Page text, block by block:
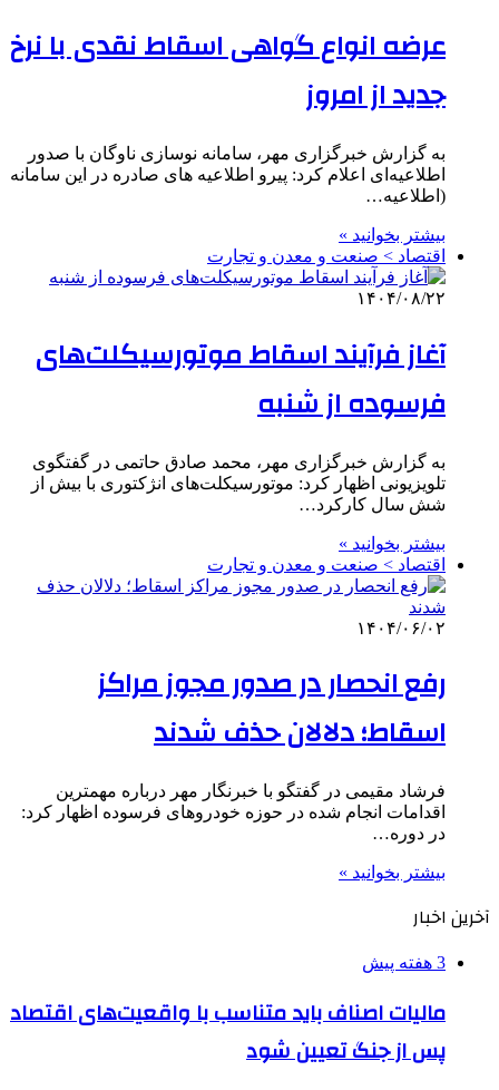
عرضه انواع گواهی اسقاط نقدی با نرخ
جدید از امروز
به گزارش خبرگزاری مهر، سامانه نوسازی ناوگان با صدور
اطلاعیه‌ای اعلام کرد: پیرو اطلاعیه های صادره در این سامانه
(اطلاعیه…
بیشتر بخوانید »
اقتصاد > صنعت و معدن و تجارت
۱۴۰۴/۰۸/۲۲
آغاز فرآیند اسقاط موتورسیکلت‌های
فرسوده از شنبه
به گزارش خبرگزاری مهر، محمد صادق حاتمی در گفتگوی
تلویزیونی اظهار کرد: موتورسیکلت‌های انژکتوری با بیش از
شش سال کارکرد…
بیشتر بخوانید »
اقتصاد > صنعت و معدن و تجارت
۱۴۰۴/۰۶/۰۲
رفع انحصار در صدور مجوز مراکز
اسقاط؛ دلالان حذف شدند
فرشاد مقیمی در گفتگو با خبرنگار مهر درباره مهمترین
اقدامات انجام شده در حوزه خودروهای فرسوده اظهار کرد:
در دوره…
بیشتر بخوانید »
آخرین اخبار
3 هفته پیش
مالیات اصناف باید متناسب با واقعیت‌های اقتصاد
پس از جنگ تعیین شود